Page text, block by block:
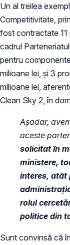
Un al treilea
Competitivitate,
fost contractate
cadrul
pentru
milioane lei, și 3
milioane lei,
Clean Sky 2, în
Așadar,
aceste
solicitat în
ministere,
interes, atât
rolul
politice din
Sunt convinsă că